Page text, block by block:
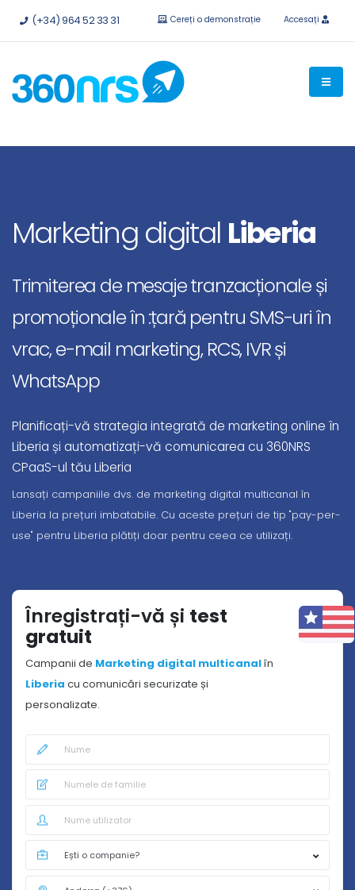
Încercați gratuit fără obligații. API-uri și integrări disponibile.
(+34) 964 52 33 31 Cereți o demonstrație Accesați
Marketing digital Liberia
Trimiterea de mesaje tranzacționale și
promoționale în :țară pentru SMS-uri în
vrac, e-mail marketing, RCS, IVR și
WhatsApp
Planificați-vă strategia integrată de marketing online în
Liberia și automatizați-vă comunicarea cu 360NRS
CPaaS-ul tău Liberia
Lansați campaniile dvs. de marketing digital multicanal în
Liberia la prețuri imbatabile. Cu aceste prețuri de tip "pay-per-
use" pentru Liberia plătiți doar pentru ceea ce utilizați.
Înregistrați-vă și test
gratuit
Campanii de Marketing digital multicanalîn
Liberia cu comunicări securizate și
personalizate.